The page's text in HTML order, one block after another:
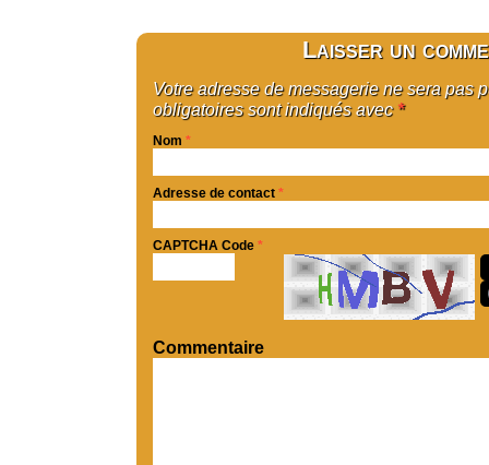
Laisser un
Votre adresse de messagerie ne sera pas
obligatoires sont indiqués avec *
Nom *
Adresse de contact *
CAPTCHA Code *
Commentaire